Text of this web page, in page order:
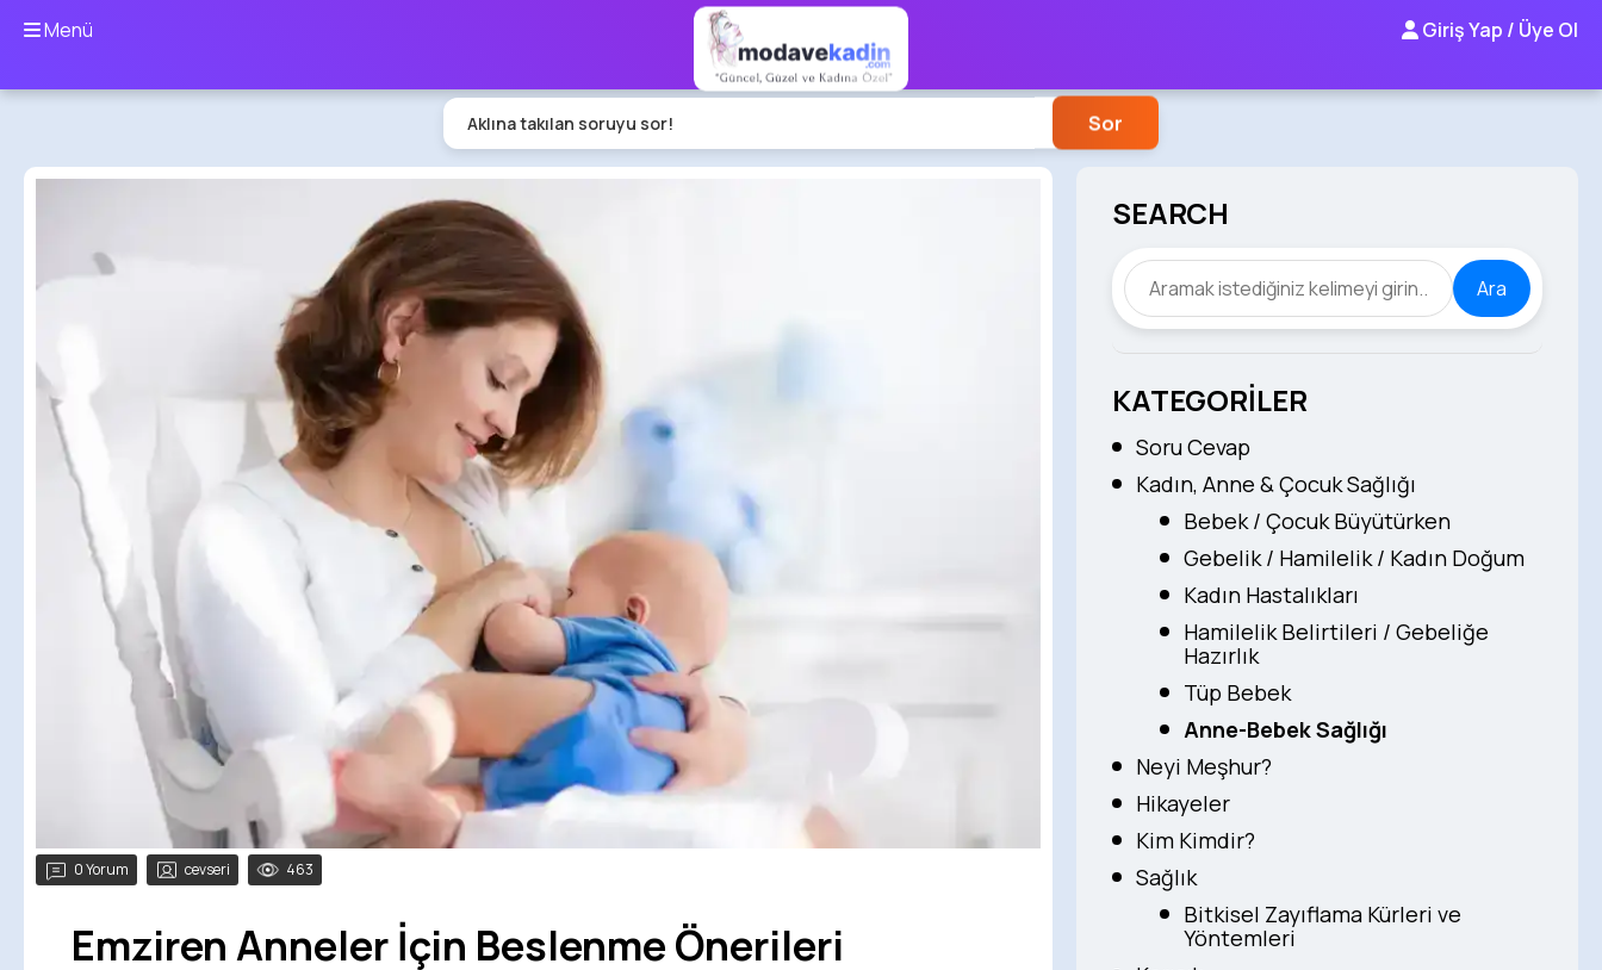
Menü Giriş Yap / Üye Ol
Aklına takılan soruyu sor! Sor
0 Yorum cevseri 463
Emziren Anneler İçin Beslenme Önerileri
SEARCH
Ara
KATEGORİLER
Soru Cevap
Kadın, Anne & Çocuk Sağlığı
Bebek / Çocuk Büyütürken
Gebelik / Hamilelik / Kadın Doğum
Kadın Hastalıkları
Hamilelik Belirtileri / Gebeliğe
Hazırlık
Tüp Bebek
Anne-Bebek Sağlığı
Neyi Meşhur?
Hikayeler
Kim Kimdir?
Sağlık
Bitkisel Zayıflama Kürleri ve
Yöntemleri